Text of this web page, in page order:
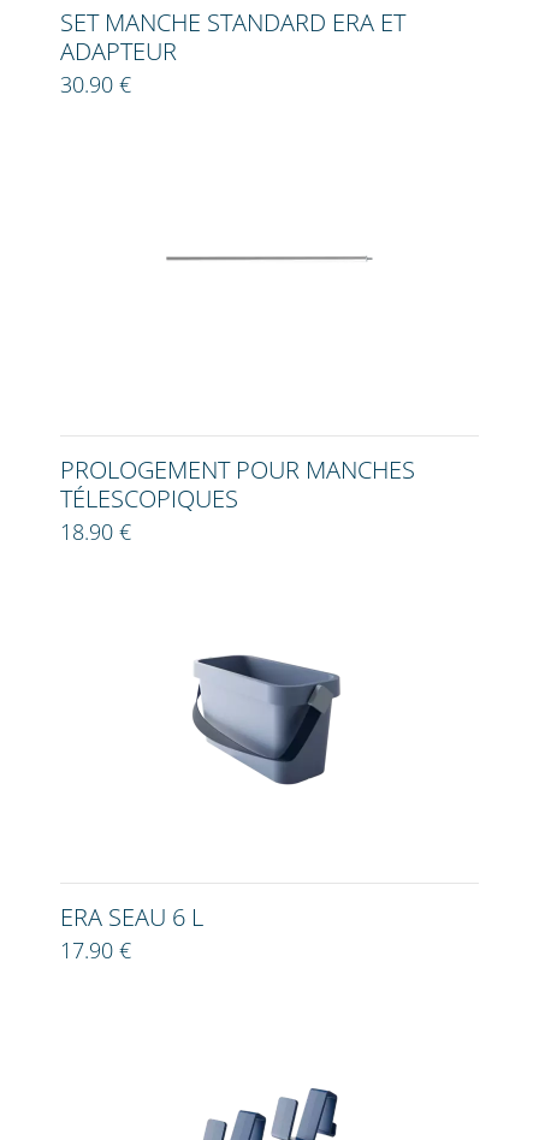
SET MANCHE STANDARD ERA ET
ADAPTEUR
30.90 €
PROLOGEMENT POUR MANCHES
TÉLESCOPIQUES
18.90 €
ERA SEAU 6 L
17.90 €